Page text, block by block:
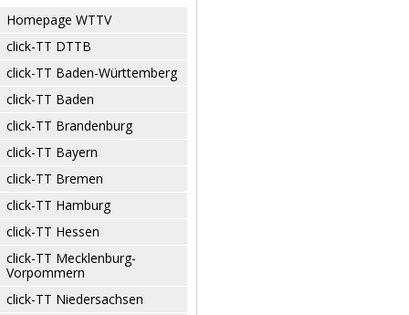
Homepage WTTV
click-TT DTTB
click-TT Baden-Württemberg
click-TT Baden
click-TT Brandenburg
click-TT Bayern
click-TT Bremen
click-TT Hamburg
click-TT Hessen
click-TT Mecklenburg-
Vorpommern
click-TT Niedersachsen